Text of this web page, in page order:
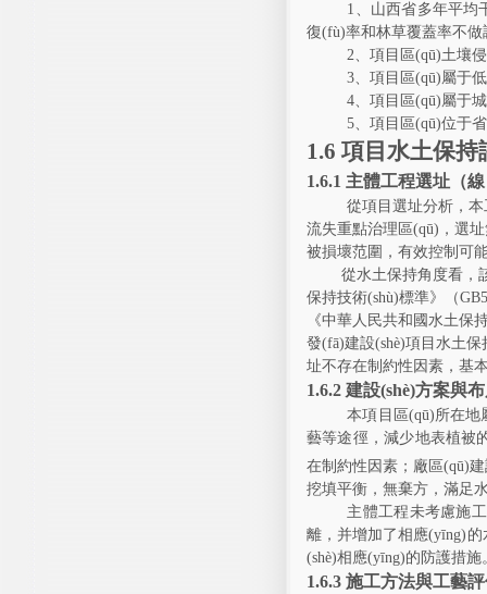
1 、山西省多年平
復(fù)率和林草覆蓋率不做調
2、項目區(qū)土
3、項目區(qū)屬
4、項目區(qū)屬于城
5、項目區(qū)位于省
1.6 項目水土保持
1.6.1 主體工程選址（
從項目選址分析，
流失重點治理區(qū)，選址
被損壞范圍，有效控制可能
從水土保持角度看
保持技術(shù)標準》（
《中華人民共和國水土保
發(fā)建設(shè)項目水土
址不存在制約性因素，基本
1.6.2 建設(shè)方案與
本項目區(qū)所在地
藝等途徑，減少地表
在制約性因素； 廠區(qū)
挖填平衡，無棄方 ， 滿足水
主體工程未考慮施
離，并增加了相應(yīng)的
(shè)相應(yīng)的防護措施
1.6.3 施工方法與工藝